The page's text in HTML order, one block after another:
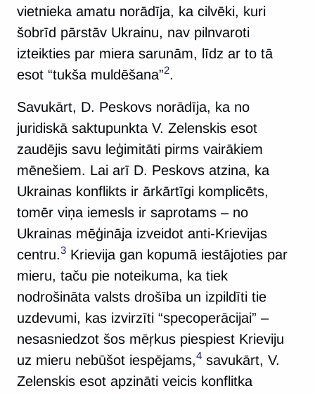
vietnieka amatu norādīja, ka cilvēki, kuri
šobrīd pārstāv Ukrainu, nav pilnvaroti
izteikties par miera sarunām, līdz ar to tā
esot “tukša muldēšana”2.
Savukārt, D. Peskovs norādīja, ka no
juridiskā saktupunkta V. Zelenskis esot
zaudējis savu leģimitāti pirms vairākiem
mēnešiem. Lai arī D. Peskovs atzina, ka
Ukrainas konflikts ir ārkārtīgi komplicēts,
tomēr viņa iemesls ir saprotams – no
Ukrainas mēģināja izveidot anti-Krievijas
centru.3 Krievija gan kopumā iestājoties par
mieru, taču pie noteikuma, ka tiek
nodrošināta valsts drošība un izpildīti tie
uzdevumi, kas izvirzīti “specoperācijai” –
nesasniedzot šos mēŗkus piespiest Krieviju
uz mieru nebūšot iespējams,4 savukārt, V.
Zelenskis esot apzināti veicis konflitka